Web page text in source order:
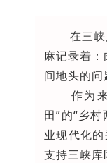
在三
麻记录着
间地头的问
作为
田”的“乡
业现代化
支持三峡库